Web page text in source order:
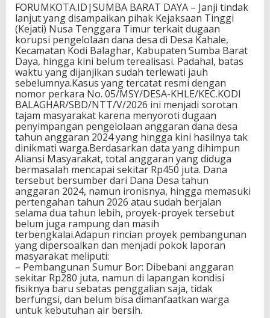
FORUMKOTA.ID|SUMBA BARAT DAYA – Janji tindak
lanjut yang disampaikan pihak Kejaksaan Tinggi
(Kejati) Nusa Tenggara Timur terkait dugaan
korupsi pengelolaan dana desa di Desa Kahale,
Kecamatan Kodi Balaghar, Kabupaten Sumba Barat
Daya, hingga kini belum terealisasi. Padahal, batas
waktu yang dijanjikan sudah terlewati jauh
sebelumnya.Kasus yang tercatat resmi dengan
nomor perkara No. 05/MSY/DESA-KHLE/KEC.KODI
BALAGHAR/SBD/NTT/V/2026 ini menjadi sorotan
tajam masyarakat karena menyoroti dugaan
penyimpangan pengelolaan anggaran dana desa
tahun anggaran 2024 yang hingga kini hasilnya tak
dinikmati warga.Berdasarkan data yang dihimpun
Aliansi Masyarakat, total anggaran yang diduga
bermasalah mencapai sekitar Rp450 juta. Dana
tersebut bersumber dari Dana Desa tahun
anggaran 2024, namun ironisnya, hingga memasuki
pertengahan tahun 2026 atau sudah berjalan
selama dua tahun lebih, proyek-proyek tersebut
belum juga rampung dan masih
terbengkalai.Adapun rincian proyek pembangunan
yang dipersoalkan dan menjadi pokok laporan
masyarakat meliputi:
– Pembangunan Sumur Bor: Dibebani anggaran
sekitar Rp280 juta, namun di lapangan kondisi
fisiknya baru sebatas penggalian saja, tidak
berfungsi, dan belum bisa dimanfaatkan warga
untuk kebutuhan air bersih.